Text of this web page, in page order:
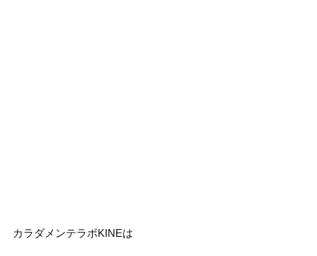
カラダメンテラボKINEは